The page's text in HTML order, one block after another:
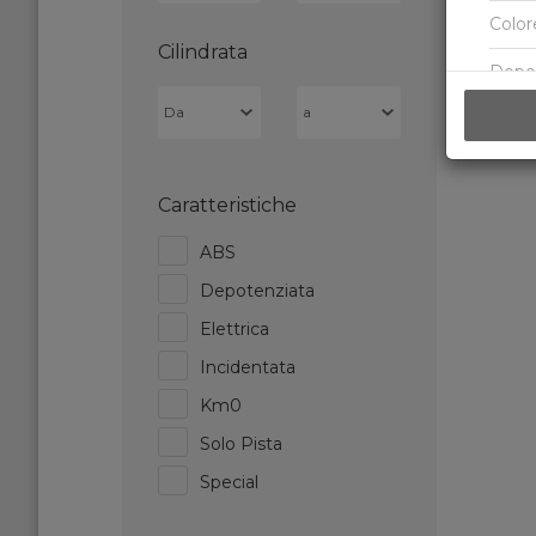
Cilindrata
Caratteristiche
ABS
Depotenziata
Elettrica
Incidentata
Km0
Solo Pista
Special
ABS